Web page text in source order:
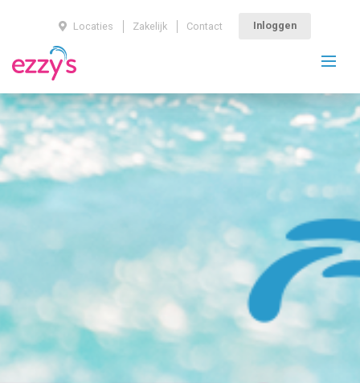
Locaties Zakelijk Contact Inloggen